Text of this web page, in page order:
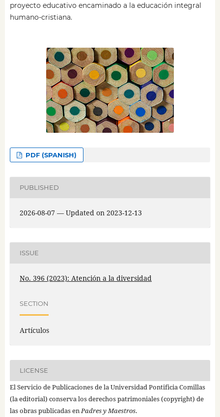
proyecto educativo encaminado a la educación integral
humano-cristiana.
PDF (SPANISH)
PUBLISHED
2026-08-07 — Updated on 2023-12-13
ISSUE
No. 396 (2023): Atención a la diversidad
SECTION
Artículos
LICENSE
El Servicio de Publicaciones de la Universidad Pontificia Comillas
(la editorial) conserva los derechos patrimoniales (copyright) de
las obras publicadas enPadres y Maestros.